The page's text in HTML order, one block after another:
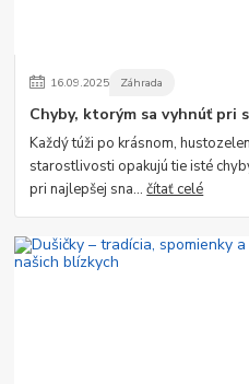
16.09.2025 Záhrada
Chyby, ktorým sa vyhnúť
Každý túži po krásnom,
starostlivosti opakujú tie isté
pri najlepšej sna...čítať celé